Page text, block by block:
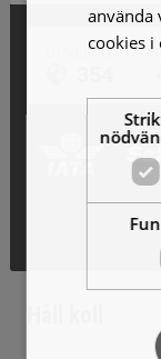
använda
cookies i